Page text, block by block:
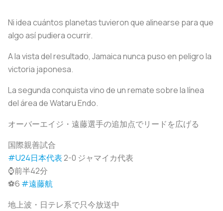
Ni idea cuántos planetas tuvieron que alinearse para que
algo así pudiera ocurrir.
A la vista del resultado, Jamaica nunca puso en peligro la
victoria japonesa.
La segunda conquista vino de un remate sobre la línea
del área de Wataru Endo.
オーバーエイジ・遠藤選手の追加点でリードを広げる
国際親善試合
#U24日本代表2-0 ジャマイカ代表
⌚️前半42分
⚽️6 #遠藤航
地上波・日テレ系で只今放送中